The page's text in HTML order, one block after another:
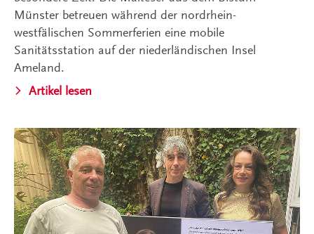
Münster betreuen während der nordrhein-
westfälischen Sommerferien eine mobile
Sanitätsstation auf der niederländischen Insel
Ameland.
Artikel lesen